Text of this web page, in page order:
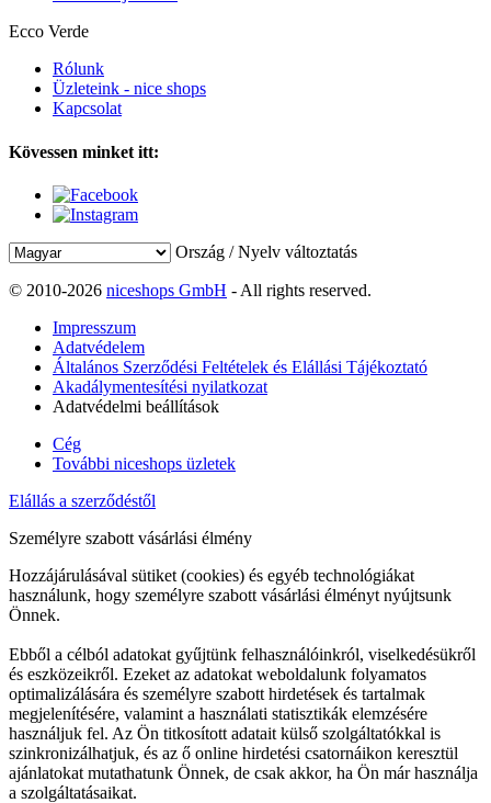
Ecco Verde
Rólunk
Üzleteink - nice shops
Kapcsolat
Kövessen minket itt:
Ország / Nyelv változtatás
© 2010-2026 niceshops GmbH - All rights reserved.
Impresszum
Adatvédelem
Általános Szerződési Feltételek és Elállási Tájékoztató
Akadálymentesítési nyilatkozat
Adatvédelmi beállítások
Cég
További niceshops üzletek
Elállás a szerződéstől
Személyre szabott vásárlási élmény
Hozzájárulásával sütiket (cookies) és egyéb technológiákat
használunk, hogy személyre szabott vásárlási élményt nyújtsunk
Önnek.
Ebből a célból adatokat gyűjtünk felhasználóinkról, viselkedésükről
és eszközeikről. Ezeket az adatokat weboldalunk folyamatos
optimalizálására és személyre szabott hirdetések és tartalmak
megjelenítésére, valamint a használati statisztikák elemzésére
használjuk fel. Az Ön titkosított adatait külső szolgáltatókkal is
szinkronizálhatjuk, és az ő online hirdetési csatornáikon keresztül
ajánlatokat mutathatunk Önnek, de csak akkor, ha Ön már használja
a szolgáltatásaikat.